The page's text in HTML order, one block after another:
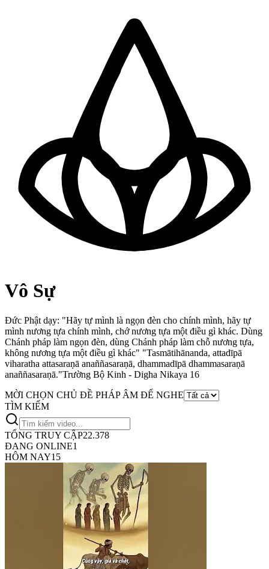
Vô Sự
Đức Phật dạy: "Hãy tự mình là ngọn đèn cho chính mình, hãy tự
mình nương tựa chính mình, chớ nương tựa một điều gì khác. Dùng
Chánh pháp làm ngọn đèn, dùng Chánh pháp làm chỗ nương tựa,
không nương tựa một điều gì khác" "Tasmātihānanda, attadīpā
viharatha attasaraṇā anaññasaraṇā, dhammadīpā dhammasaraṇā
anaññasaraṇā."Trường Bộ Kinh - Digha Nikaya 16
MỜI CHỌN CHỦ ĐỀ PHÁP ÂM ĐỂ NGHE
TÌM KIẾM
TỔNG TRUY CẬP22.378
ĐANG ONLINE1
HÔM NAY15